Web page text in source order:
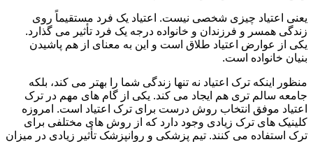
یعنی اعتیاد چیزی شخصی نیست. اعتیاد یک فرد مستقیماً روی
زندگی همسر و فرزندان و خانواده درجه یک فرد تأثیر می گذارد.
یکی از عوارض اعتیاد طلاق است و این به معنای از هم پاشیدن
بنیان خانواده است.
منظور اینکه ترک اعتیاد نه تنها زندگی شما را بهتر می کند، بلکه
جامعه سالم تری هم ایجاد می کند. یکی از گام های مهم در ترک
اعتیاد موفق انتخاب روش درست برای ترک اعتیاد است. امروزه
کلینیک های ترک زیادی وجود دارد که از روش های مختلفی برای
ترک استفاده می کنند. تیم پزشکی و روانپزشک تأثیر زیادی در میزان